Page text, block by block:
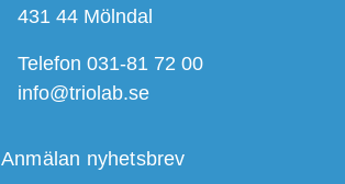
431 44 Mölndal
Telefon 031-81 72 00
info@triolab.se
Anmälan nyhetsbrev